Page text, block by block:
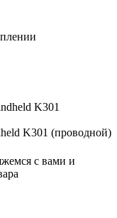
K301 (проводной)
с вами и